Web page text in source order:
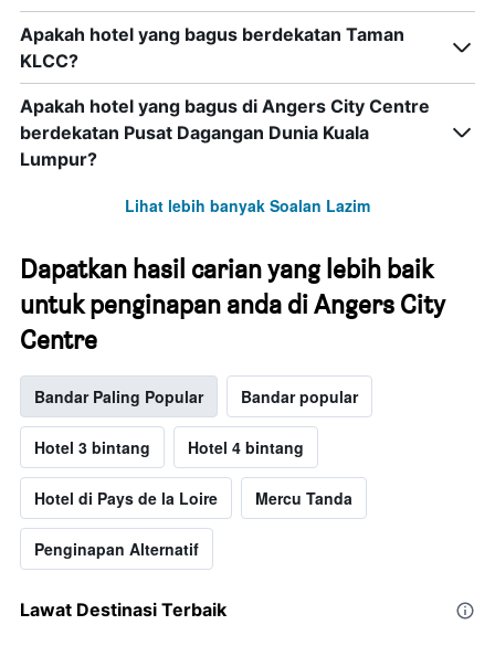
Apakah hotel yang bagus berdekatan Taman
KLCC?
Apakah hotel yang bagus di Angers City Centre
berdekatan Pusat Dagangan Dunia Kuala
Lumpur?
Lihat lebih banyak Soalan Lazim
Dapatkan hasil carian yang lebih baik
untuk penginapan anda di Angers City
Centre
Bandar Paling Popular Bandar popular
Hotel 3 bintang Hotel 4 bintang
Hotel di Pays de la Loire Mercu Tanda
Penginapan Alternatif
Lawat Destinasi Terbaik